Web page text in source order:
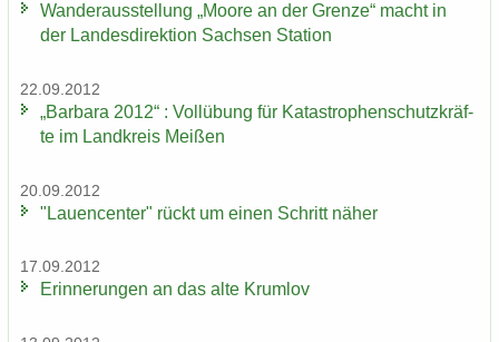
Wan­der­aus­stel­lung „Moore an der Gren­ze“ macht in
der Lan­des­di­rek­ti­on Sach­sen Sta­ti­on
22.09.2012
„Bar­ba­ra 2012“ : Voll­übung für Ka­ta­stro­phen­schutz­kräf­
te im Land­kreis Mei­ßen
20.09.2012
"Lau­en­cen­ter" rückt um einen Schritt näher
17.09.2012
Er­in­ne­run­gen an das alte Krum­lov